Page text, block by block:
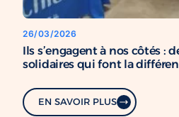
26/03/2026
Ils s’engagent à nos côtés :
solidaires qui font la
EN SAVOIR PLUS